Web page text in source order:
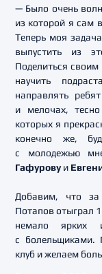
— Было очень
из которой я сам
Теперь моя
выпустить из
Поделиться
научить
направлять
и мелочах,
которых я
конечно же,
с молодежью
Гафуровуи
Добавим, что за
Потапов отыграл
немало ярких
с болельщиками.
клуб и желаем